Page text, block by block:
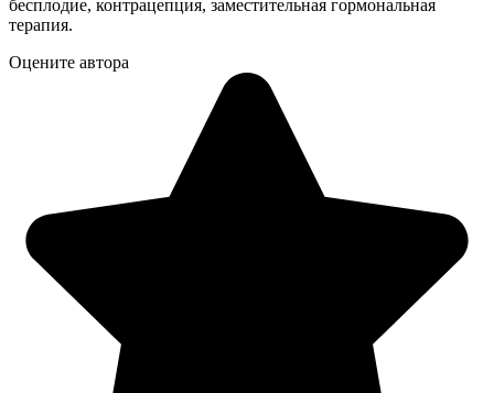
бесплодие, контрацепция, заместительная гормональная
терапия.
Оцените автора